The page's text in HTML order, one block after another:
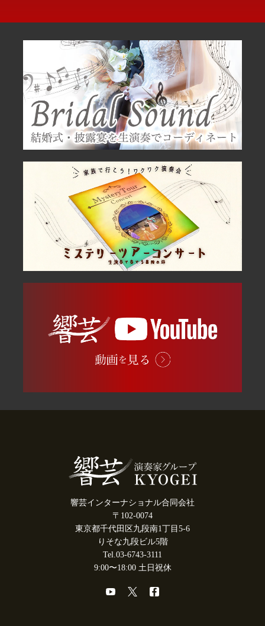
響芸インターナショナル合同会社
〒102-0074
東京都千代田区九段南1丁目5-6
りそな九段ビル5階
Tel.03-6743-3111
9:00〜18:00 土日祝休